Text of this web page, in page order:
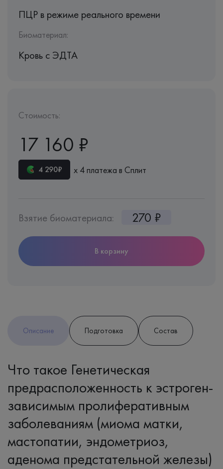
ПЦР в режиме реального времени
Биоматериал:
Кровь c ЭДТА
Стоимость:
17 160 ₽
4 290₽ х 4 платежа в Сплит
Взятие биоматериала: 270 ₽
В корзину
Описание Подготовка Состав
Что такое Генетическая
предрасположенность к эстроген-
зависимым пролиферативным
заболеваниям (миома матки,
мастопатии, эндометриоз,
аденома предстательной железы)